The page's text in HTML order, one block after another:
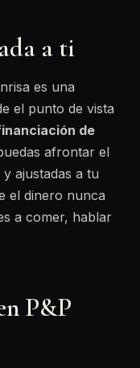
a ti
es una
el punto de vista
de
afrontar el
ajustadas a tu
el dinero nunca
a comer, hablar
P&P